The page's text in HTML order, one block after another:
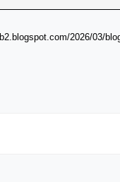
2026/03/